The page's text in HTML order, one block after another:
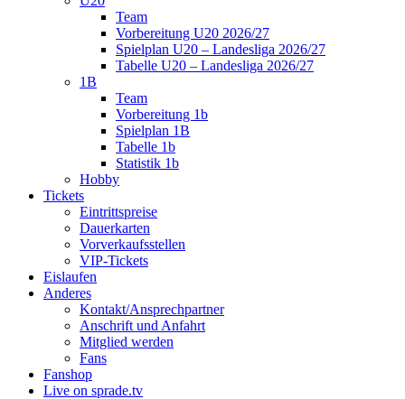
Team
Vorbereitung U20 2026/27
Spielplan U20 – Landesliga 2026/27
Tabelle U20 – Landesliga 2026/27
1B
Team
Vorbereitung 1b
Spielplan 1B
Tabelle 1b
Statistik 1b
Hobby
Tickets
Eintrittspreise
Dauerkarten
Vorverkaufsstellen
VIP-Tickets
Eislaufen
Anderes
Kontakt/Ansprechpartner
Anschrift und Anfahrt
Mitglied werden
Fans
Fanshop
Live on sprade.tv